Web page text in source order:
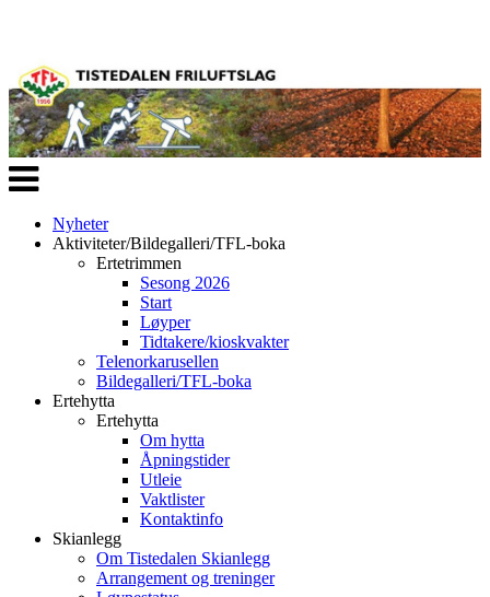
Veksle
navigasjon
Nyheter
Aktiviteter/Bildegalleri/TFL-boka
Ertetrimmen
Sesong 2026
Start
Løyper
Tidtakere/kioskvakter
Telenorkarusellen
Bildegalleri/TFL-boka
Ertehytta
Ertehytta
Om hytta
Åpningstider
Utleie
Vaktlister
Kontaktinfo
Skianlegg
Om Tistedalen Skianlegg
Arrangement og treninger